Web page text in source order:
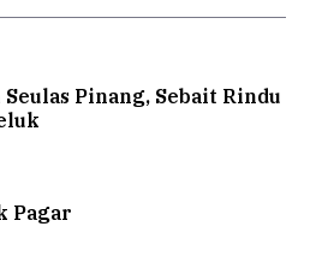
Pinang, Sebait Rindu
Pagar